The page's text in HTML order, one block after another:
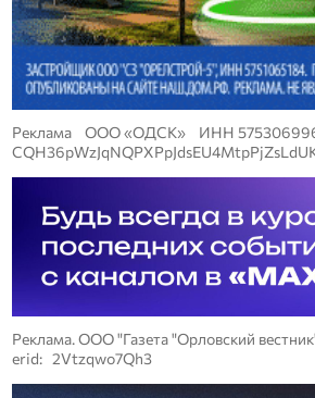
Реклама ООО «ОДСК» ИНН
Реклама. ООО "Газета "Орловский
erid: 2Vtzqwo7Qh3